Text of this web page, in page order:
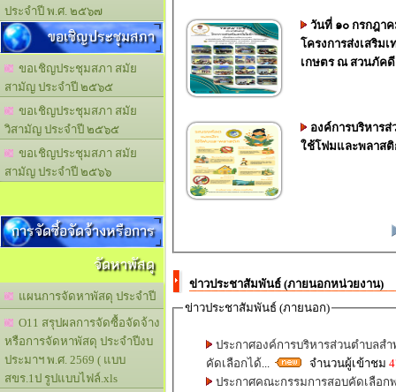
ประจำปี พ.ศ. ๒๕๖๗
ขอเชิญประชุมสภา
ขอเชิญประชุมสภา สมัย
สามัญ ประจำปี ๒๕๖๕
ขอเชิญประชุมสภา สมัย
วิสามัญ ประจำปี ๒๕๖๕
ขอเชิญประชุมสภา สมัย
สามัญ ประจำปี ๒๕๖๖
การจัดซื้อจัดจ้างหรือการ
จัดหาพัสดุ
แผนการจัดหาพัสดุ ประจำปี
O11 สรุปผลการจัดซื้อจัดจ้าง
หรือการจัดหาพัสดุ ประจำปีงบ
ประมาฯ พ.ศ. 2569 ( แบบ
สขร.1ป รูปแบบไฟล์.xls
วันที่ ๑๐ กรกฎา
โครงการส่งเสริม
เกษตร ณ สวนภัค
องค์การบริหาร
ใช้โฟมและพลาส
ข่าวประชาสัมพันธ์ (ภายนอกหน่วยงาน)
ข่าวประชาสัมพันธ์ (ภายนอก)
ประกาศองค์การบริหารส่วนตำบลส
คัดเลือกได้
จำนวนผู้เข้าชม
ประกาศคณะกรรมการสอบคัดเลือก